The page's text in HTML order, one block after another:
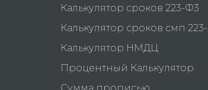
Калькулятор сроков 223-Ф3
Калькулятор сроков смп
Калькулятор НМДЦ
Процентный Калькулятор